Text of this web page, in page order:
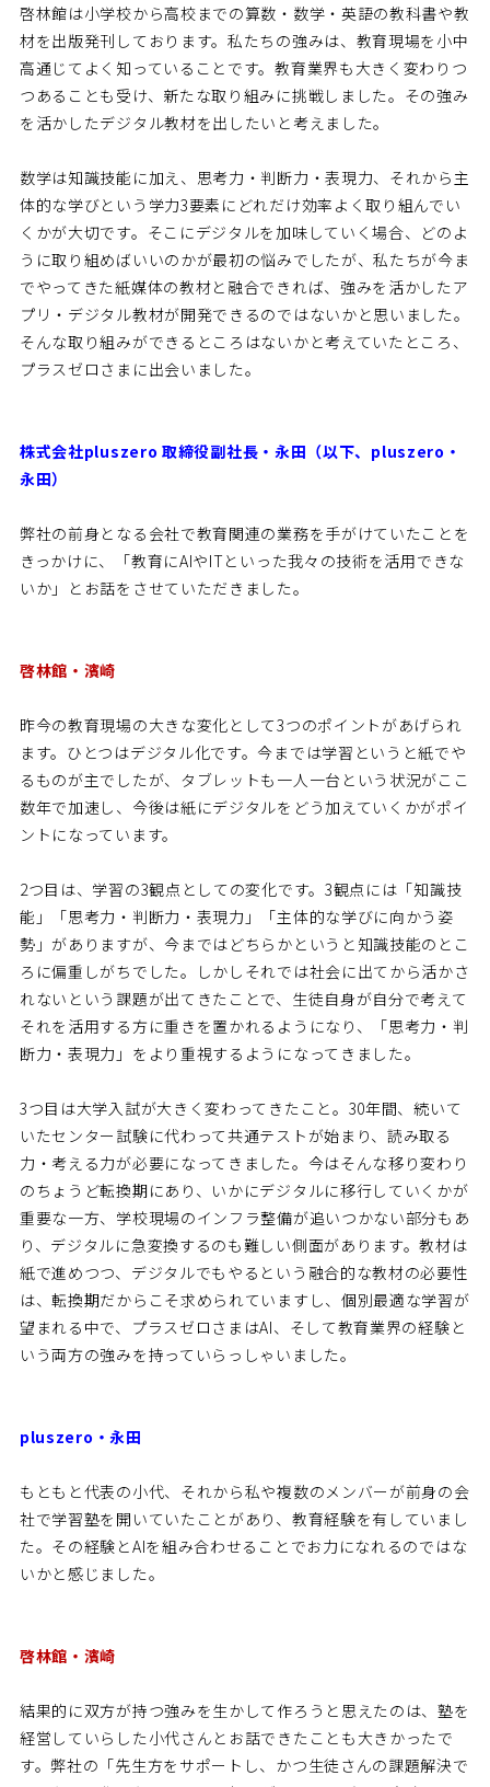
啓林館は小学校から高校までの算数・数学・英語の教科書や教
材を出版発刊しております。私たちの強みは、教育現場を小中
高通じてよく知っていることです。教育業界も大きく変わりつ
つあることも受け、新たな取り組みに挑戦しました。その強み
を活かしたデジタル教材を出したいと考えました。
数学は知識技能に加え、思考力・判断力・表現力、それから主
体的な学びという学力3要素にどれだけ効率よく取り組んでい
くかが大切です。そこにデジタルを加味していく場合、どのよ
うに取り組めばいいのかが最初の悩みでしたが、私たちが今ま
でやってきた紙媒体の教材と融合できれば、強みを活かしたア
プリ・デジタル教材が開発できるのではないかと思いました。
そんな取り組みができるところはないかと考えていたところ、
プラスゼロさまに出会いました。
株式会社pluszero 取締役副社長・永田（以下、pluszero・
永田）
弊社の前身となる会社で教育関連の業務を手がけていたことを
きっかけに、「教育にAIやITといった我々の技術を活用できな
いか」とお話をさせていただきました。
啓林館・濱崎
昨今の教育現場の大きな変化として3つのポイントがあげられ
ます。ひとつはデジタル化です。今までは学習というと紙でや
るものが主でしたが、タブレットも一人一台という状況がここ
数年で加速し、今後は紙にデジタルをどう加えていくかがポイ
ントになっています。
2つ目は、学習の3観点としての変化です。3観点には「知識技
能」「思考力・判断力・表現力」「主体的な学びに向かう姿
勢」がありますが、今まではどちらかというと知識技能のとこ
ろに偏重しがちでした。しかしそれでは社会に出てから活かさ
れないという課題が出てきたことで、生徒自身が自分で考えて
それを活用する方に重きを置かれるようになり、「思考力・判
断力・表現力」をより重視するようになってきました。
3つ目は大学入試が大きく変わってきたこと。30年間、続いて
いたセンター試験に代わって共通テストが始まり、読み取る
力・考える力が必要になってきました。今はそんな移り変わり
のちょうど転換期にあり、いかにデジタルに移行していくかが
重要な一方、学校現場のインフラ整備が追いつかない部分もあ
り、デジタルに急変換するのも難しい側面があります。教材は
紙で進めつつ、デジタルでもやるという融合的な教材の必要性
は、転換期だからこそ求められていますし、個別最適な学習が
望まれる中で、プラスゼロさまはAI、そして教育業界の経験と
いう両方の強みを持っていらっしゃいました。
pluszero・永田
もともと代表の小代、それから私や複数のメンバーが前身の会
社で学習塾を開いていたことがあり、教育経験を有していまし
た。その経験とAIを組み合わせることでお力になれるのではな
いかと感じました。
啓林館・濱崎
結果的に双方が持つ強みを生かして作ろうと思えたのは、塾を
経営していらした小代さんとお話できたことも大きかったで
す。弊社の「先生方をサポートし、かつ生徒さんの課題解決で